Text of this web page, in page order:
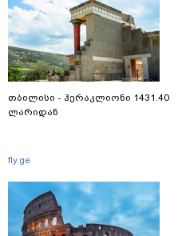
თბილისი - ჰერაკლიონი 1431.40
ლარიდან
fly.ge